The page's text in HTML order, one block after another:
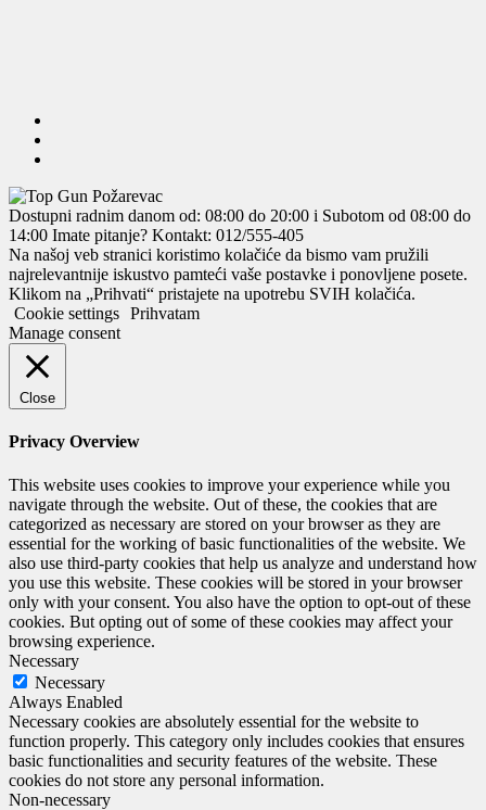
Dostupni radnim danom od: 08:00 do 20:00 i Subotom od 08:00 do
14:00 Imate pitanje? Kontakt: 012/555-405
Na našoj veb stranici koristimo kolačiće da bismo vam pružili
najrelevantnije iskustvo pamteći vaše postavke i ponovljene posete.
Klikom na „Prihvati“ pristajete na upotrebu SVIH kolačića.
Cookie settings Prihvatam
Manage consent
Close
Privacy Overview
This website uses cookies to improve your experience while you
navigate through the website. Out of these, the cookies that are
categorized as necessary are stored on your browser as they are
essential for the working of basic functionalities of the website. We
also use third-party cookies that help us analyze and understand how
you use this website. These cookies will be stored in your browser
only with your consent. You also have the option to opt-out of these
cookies. But opting out of some of these cookies may affect your
browsing experience.
Necessary
Necessary
Always Enabled
Necessary cookies are absolutely essential for the website to
function properly. This category only includes cookies that ensures
basic functionalities and security features of the website. These
cookies do not store any personal information.
Non-necessary